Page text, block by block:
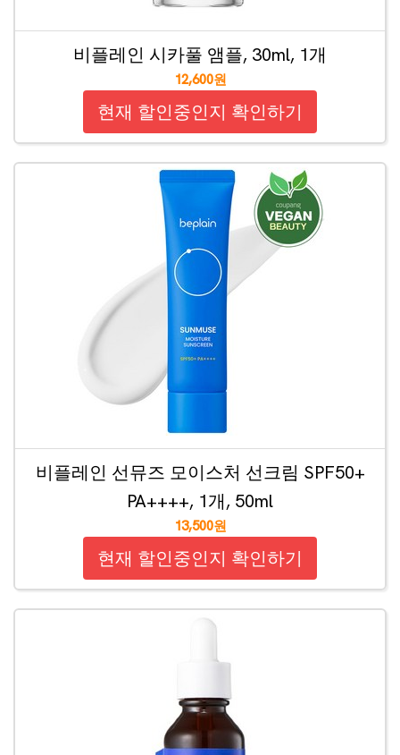
비플레인 시카풀 앰플, 30ml, 1개
12,600원
현재 할인중인지 확인하기
비플레인 선뮤즈 모이스처 선크림 SPF50+
PA++++, 1개, 50ml
13,500원
현재 할인중인지 확인하기